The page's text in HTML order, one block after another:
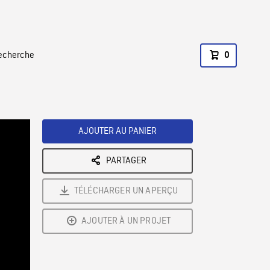
0
AJOUTER AU PANIER
PARTAGER
TÉLÉCHARGER UN APERÇU
AJOUTER À UN PROJET